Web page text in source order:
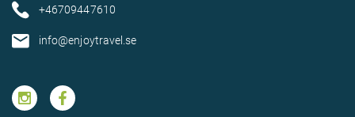
+46709447610
info@enjoytravel.se